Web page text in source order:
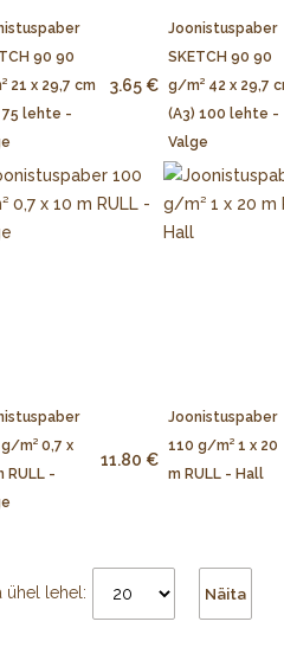
90 90
21 x 29,7 cm
75 lehte -
3.65 €
Joonistuspaber
SKETCH 90 90
g/m² 42 x 29,7
(A3) 100 lehte -
Valge
m² 0,7 x
RULL -
11.80 €
Joonistuspaber
110 g/m² 1 x 20
m RULL - Hall
ühel lehel: Näita